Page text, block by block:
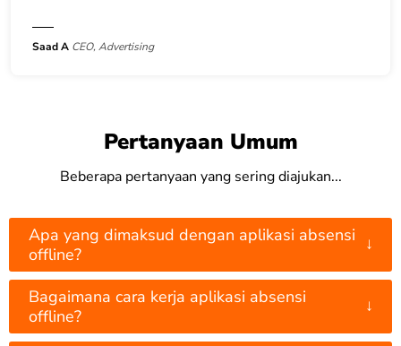
Saad A CEO, Advertising
Pertanyaan Umum
Beberapa pertanyaan yang sering diajukan...
Apa yang dimaksud dengan aplikasi absensi
offline?
↓
Bagaimana cara kerja aplikasi absensi
offline?
↓